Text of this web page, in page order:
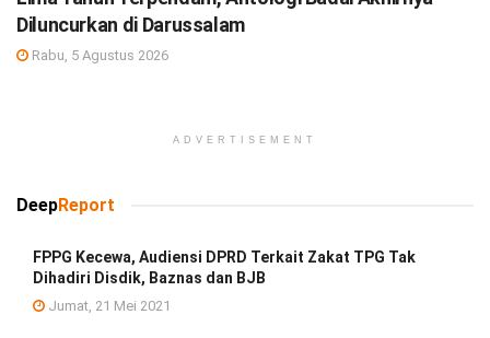
Diluncurkan di Darussalam
Rabu, 5 Agustus 2026
ADVERTISEMENT
DeepReport
FPPG Kecewa, Audiensi DPRD Terkait Zakat TPG Tak
Dihadiri Disdik, Baznas dan BJB
Jumat, 21 Mei 2021